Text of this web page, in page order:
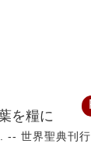
を糧に
-- 世界聖典刊